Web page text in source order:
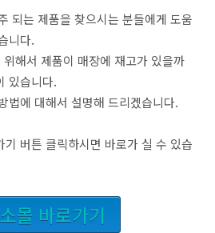
되는 제품을 찾으시는 분들에게 도움
니다.
해서 제품이 매장에 재고가 있을까
있습니다.
법에 대해서 설명해 드리겠습니다.
기 버튼 클릭하시면 바로가 실 수 있습
몰 바로가기